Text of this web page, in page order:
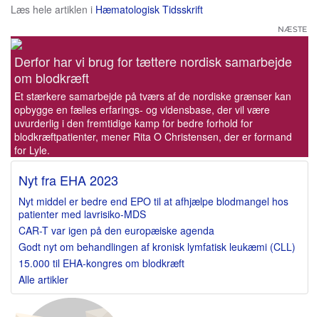
Læs hele artiklen i Hæmatologisk Tidsskrift
NÆSTE
Derfor har vi brug for tættere nordisk samarbejde
om blodkræft
Et stærkere samarbejde på tværs af de nordiske grænser kan
opbygge en fælles erfarings- og vidensbase, der vil være
uvurderlig i den fremtidige kamp for bedre forhold for
blodkræftpatienter, mener Rita O Christensen, der er formand
for Lyle.
Nyt fra EHA 2023
Nyt middel er bedre end EPO til at afhjælpe blodmangel hos
patienter med lavrisiko-MDS
CAR-T var igen på den europæiske agenda
Godt nyt om behandlingen af kronisk lymfatisk leukæmi (CLL)
15.000 til EHA-kongres om blodkræft
Alle artikler